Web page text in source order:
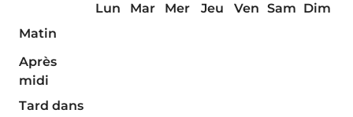
Lun Mar Mer Jeu Ven Sam Dim
Matin
Après
midi
Tard dans